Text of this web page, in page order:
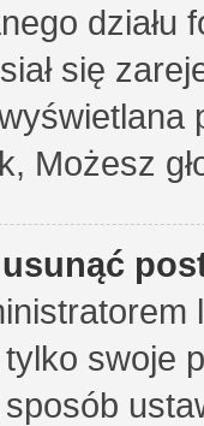
działu
się
Możesz
swoje